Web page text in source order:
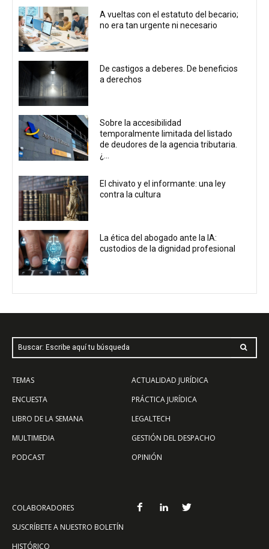
A vueltas con el estatuto del becario;
no era tan urgente ni necesario
De castigos a deberes. De beneficios
a derechos
Sobre la accesibilidad
temporalmente limitada del listado
de deudores de la agencia tributaria.
¿...
El chivato y el informante: una ley
contra la cultura
La ética del abogado ante la IA:
custodios de la dignidad profesional
Buscar: Escribe aquí tu búsqueda
TEMAS
ENCUESTA
LIBRO DE LA SEMANA
MULTIMEDIA
PODCAST
ACTUALIDAD JURÍDICA
PRÁCTICA JURÍDICA
LEGALTECH
GESTIÓN DEL DESPACHO
OPINIÓN
COLABORADORES
SUSCRÍBETE A NUESTRO BOLETÍN
HISTÓRICO